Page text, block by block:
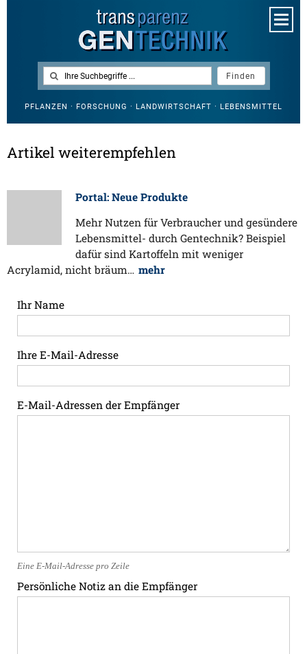
PFLANZEN · FORSCHUNG · LANDWIRTSCHAFT · LEBENSMITTEL
Artikel weiterempfehlen
Portal: Neue Produkte
Mehr Nutzen für Verbraucher und gesündere
Lebensmittel- durch Gentechnik? Beispiel
dafür sind Kartoffeln mit weniger
Acrylamid, nicht bräum… mehr
Ihr Name
Ihre E-Mail-Adresse
E-Mail-Adressen der Empfänger
Eine E-Mail-Adresse pro Zeile
Persönliche Notiz an die Empfänger